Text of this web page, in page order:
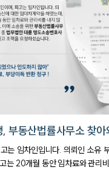
부동산법률사무소 찾아
는 임차인입니다. 의뢰인 소유
는 20개월 동안 임차료와 관리